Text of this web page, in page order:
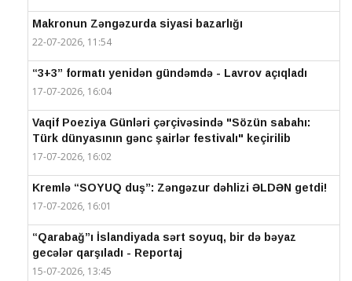
Makronun Zəngəzurda siyasi bazarlığı
22-07-2026, 11:54
“3+3” formatı yenidən gündəmdə - Lavrov açıqladı
17-07-2026, 16:04
Vaqif Poeziya Günləri çərçivəsində "Sözün sabahı:
Türk dünyasının gənc şairlər festivalı" keçirilib
17-07-2026, 16:02
Kremlə “SOYUQ duş”: Zəngəzur dəhlizi ƏLDƏN getdi!
17-07-2026, 16:01
“Qarabağ”ı İslandiyada sərt soyuq, bir də bəyaz
gecələr qarşıladı - Reportaj
15-07-2026, 13:45